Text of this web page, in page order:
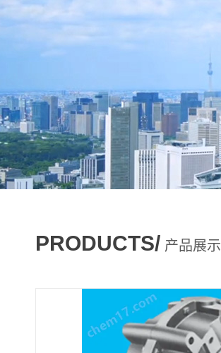
PRODUCTS/ 产品展示